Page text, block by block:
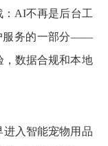
AI不再是后台工
服务的一部分——
数据合规和本地
进入智能宠物用品